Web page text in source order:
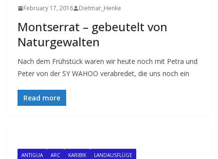
February 17, 2016 Dietmar_Henke
Montserrat – gebeutelt von
Naturgewalten
Nach dem Frühstück waren wir heute noch mit Petra und
Peter von der SY WAHOO verabredet, die uns noch ein
Read more
ANTIGUA ARC KARIBIK
LANDAUSFLÜGE